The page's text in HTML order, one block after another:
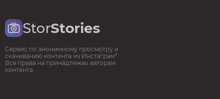
StorStories
Сервис по анонимному просмотру и
скачиванию контента из Инстаграм*.
Все права на принадлежаь авторам
контента.